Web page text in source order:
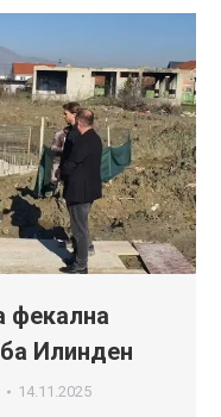
фекална
Илинден
14.11.2025